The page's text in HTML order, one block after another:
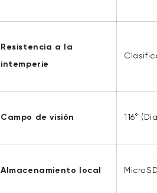
Resistencia a la
intemperie
Campo de visión 116°
Almacenamiento local